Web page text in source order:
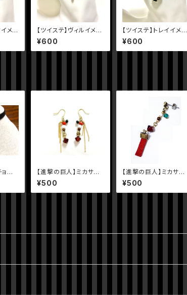
メー
【ツイステ】ヴィルイメー
ジピアス
¥600
【ツイステ】トレイイメー
ジピアス
¥600
ー
【進撃の巨人】ミカサイ
メージピアス
¥500
【進撃の巨人】ミカサイ
メージ片耳ピアス・イヤ
リング
¥500